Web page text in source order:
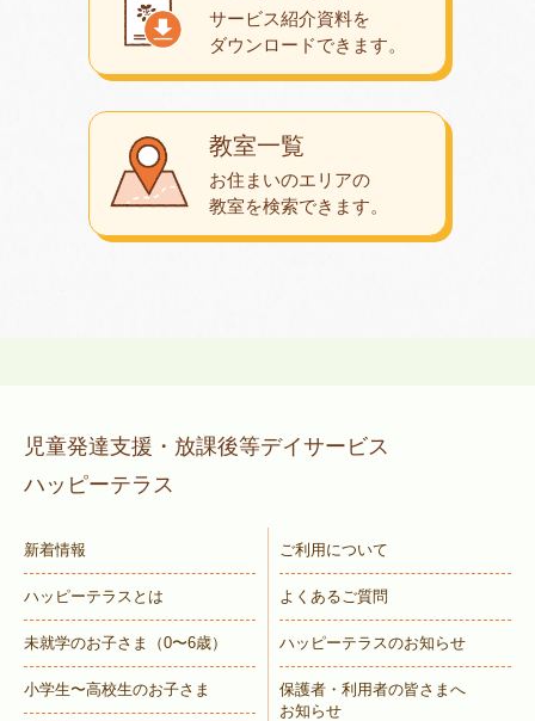
教室一覧
お住まいのエリアの
教室を検索できます。
サービス紹介資料を
ダウンロードできます。
児童発達支援・放課後等デイサービス
ハッピーテラス
新着情報
ハッピーテラスとは
未就学のお子さま （0〜6歳）
小学生〜高校生のお子さま
ご利用について
よくあるご質問
ハッピーテラスのお知らせ
保護者・利用者の皆さまへ
お知らせ